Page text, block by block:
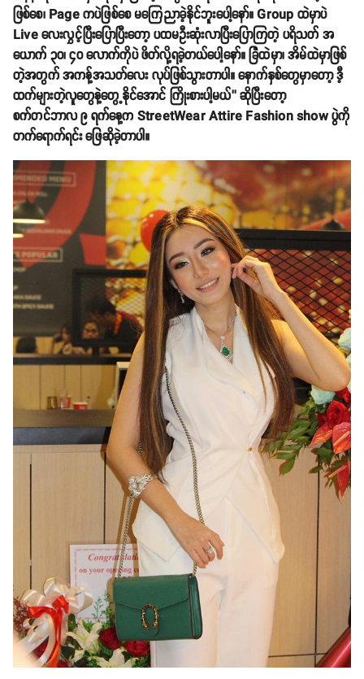
ဖြစ်စေ၊ Page ကပဲဖြစ်စေ မကြေညာခဲ့နိုင်ဘူးပေါ့နော်။ Group ထဲမှာပဲ
Live လေးလွှင့်ပြီးပြောပြီးတော့ ပထမဦးဆုံးလာပြီးပြောကြတဲ့ ပရိသတ် အ
ယောက် ၃၀၊ ၄၀ လောက်ကိုပဲ ဖိတ်လို့ရခဲ့တယ်ပေါ့နော်။ ခြံထဲမှာ၊ အိမ်ထဲမှာဖြစ်
တဲ့အတွက် အကန့်အသတ်လေး လုပ်ဖြစ်သွားတာပါ။ နောက်နှစ်တွေမှာတော့ ဒီ့
ထက်များတဲ့လူတွေနဲ့တွေ့နိုင်အောင် ကြိုးစားပါ့မယ်’’ ဆိုပြီးတော့
စက်တင်ဘာလ ၉ ရက်နေ့က StreetWear Attire Fashion show ပွဲကို
တက်ရောက်ရင်း ဖြေဆိုခဲ့တာပါ။